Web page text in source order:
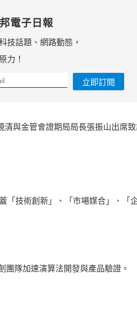
電子日報
技話題、網路動態，
力！
立即訂閱
與金管會證期局局長張振山出席
技術創新」、「市場媒合」、「企
團隊加速演算法開發與產品驗證。